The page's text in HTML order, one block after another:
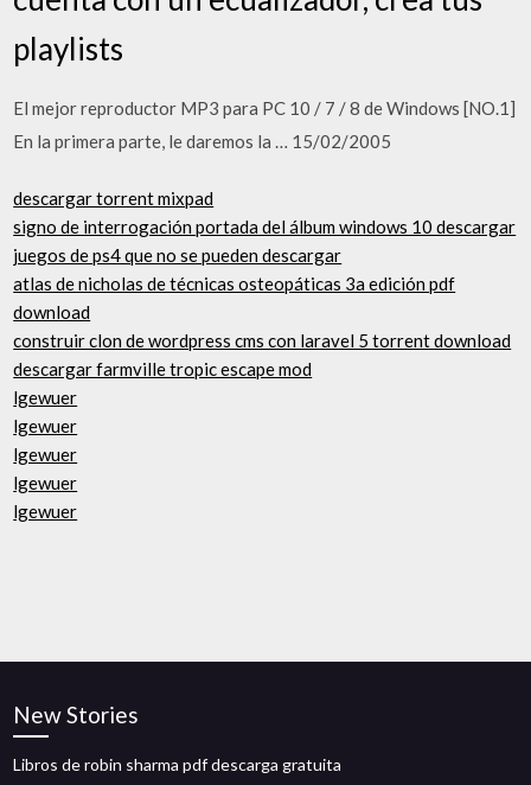
playlists
El mejor reproductor MP3 para PC 10 / 7 / 8 de Windows [NO.1]
En la primera parte, le daremos la … 15/02/2005
descargar torrent mixpad
signo de interrogación portada del álbum windows 10 descargar
juegos de ps4 que no se pueden descargar
atlas de nicholas de técnicas osteopáticas 3a edición pdf
download
construir clon de wordpress cms con laravel 5 torrent download
descargar farmville tropic escape mod
lgewuer
lgewuer
lgewuer
lgewuer
lgewuer
New Stories
Libros de robin sharma pdf descarga gratuita